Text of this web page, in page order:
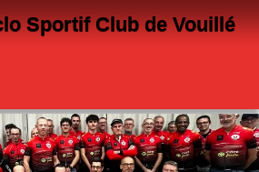
Sportif Club de Vouillé
cookies